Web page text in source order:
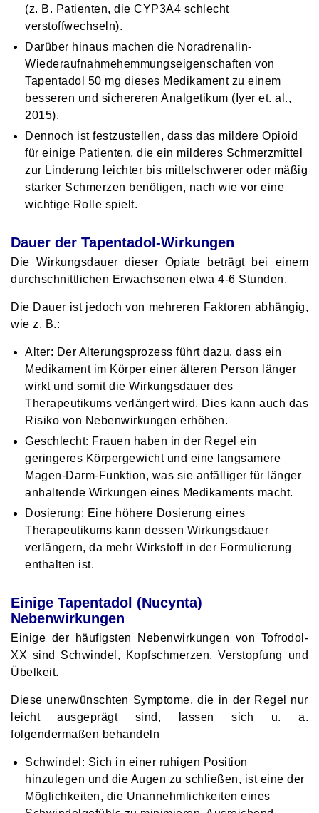
(z. B. Patienten, die CYP3A4 schlecht
verstoffwechseln).
Darüber hinaus machen die Noradrenalin-
Wiederaufnahmehemmungseigenschaften von
Tapentadol 50 mg dieses Medikament zu einem
besseren und sichereren Analgetikum (Iyer et. al.,
2015).
Dennoch ist festzustellen, dass das mildere Opioid
für einige Patienten, die ein milderes Schmerzmittel
zur Linderung leichter bis mittelschwerer oder mäßig
starker Schmerzen benötigen, nach wie vor eine
wichtige Rolle spielt.
Dauer der Tapentadol-Wirkungen
Die Wirkungsdauer dieser Opiate beträgt bei einem
durchschnittlichen Erwachsenen etwa 4-6 Stunden.
Die Dauer ist jedoch von mehreren Faktoren abhängig,
wie z. B.:
Alter: Der Alterungsprozess führt dazu, dass ein
Medikament im Körper einer älteren Person länger
wirkt und somit die Wirkungsdauer des
Therapeutikums verlängert wird. Dies kann auch das
Risiko von Nebenwirkungen erhöhen.
Geschlecht: Frauen haben in der Regel ein
geringeres Körpergewicht und eine langsamere
Magen-Darm-Funktion, was sie anfälliger für länger
anhaltende Wirkungen eines Medikaments macht.
Dosierung: Eine höhere Dosierung eines
Therapeutikums kann dessen Wirkungsdauer
verlängern, da mehr Wirkstoff in der Formulierung
enthalten ist.
Einige Tapentadol (Nucynta)
Nebenwirkungen
Einige der häufigsten Nebenwirkungen von Tofrodol-
XX sind Schwindel, Kopfschmerzen, Verstopfung und
Übelkeit.
Diese unerwünschten Symptome, die in der Regel nur
leicht ausgeprägt sind, lassen sich u. a.
folgendermaßen behandeln
Schwindel: Sich in einer ruhigen Position
hinzulegen und die Augen zu schließen, ist eine der
Möglichkeiten, die Unannehmlichkeiten eines